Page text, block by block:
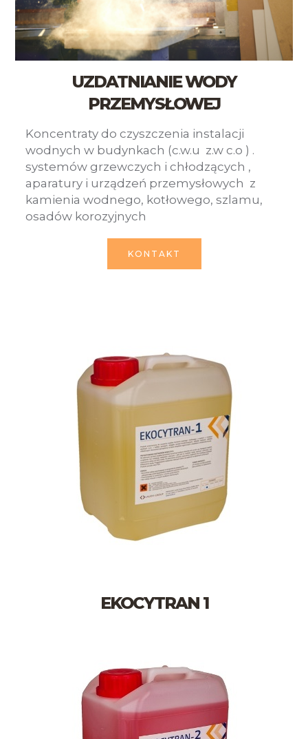
UZDATNIANIE WODY
PRZEMYSŁOWEJ
Koncentraty do czyszczenia instalacji
wodnych w budynkach (c.w.u z.w c.o ) .
systemów grzewczych i chłodzących ,
aparatury i urządzeń przemysłowych z
kamienia wodnego, kotłowego, szlamu,
osadów korozyjnych
KONTAKT
EKOCYTRAN 1